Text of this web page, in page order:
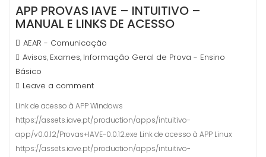
APP PROVAS IAVE – INTUITIVO –
MANUAL E LINKS DE ACESSO
AEAR - Comunicação
Avisos, Exames, Informação Geral de Prova - Ensino
Básico
Leave a comment
Link de acesso à APP Windows
https://assets.iave.pt/production/apps/intuitivo-
app/v0.0.12/Provas+IAVE-0.0.12.exe Link de acesso à APP Linux
https://assets.iave.pt/production/apps/intuitivo-